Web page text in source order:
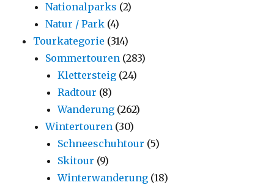
Nationalparks (2)
Natur / Park (4)
Tourkategorie (314)
Sommertouren (283)
Klettersteig (24)
Radtour (8)
Wanderung (262)
Wintertouren (30)
Schneeschuhtour (5)
Skitour (9)
Winterwanderung (18)